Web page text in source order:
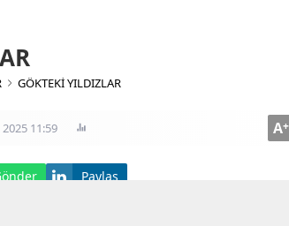
GÖKTEKİ YILDIZLAR
2025 11:59 A+
Paylaş